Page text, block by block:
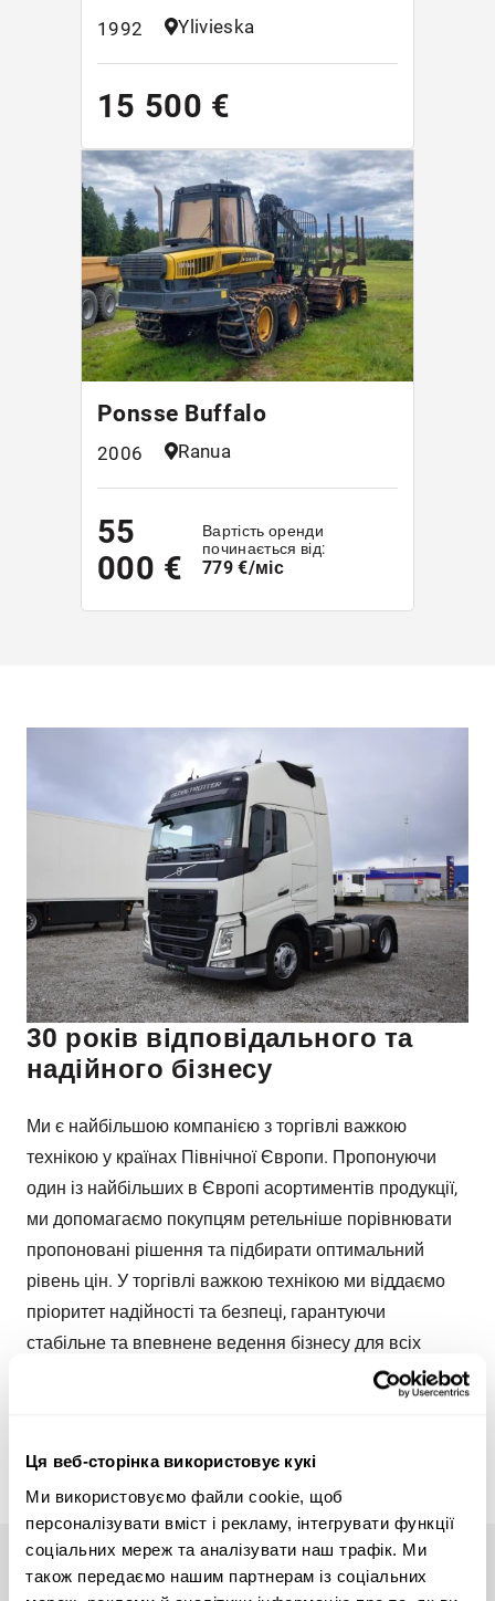
Ця веб-сторінка використовує кукі
Ми використовуємо файли cookie, щоб
персоналізувати вміст і рекламу, інтегрувати функції
соціальних мереж та аналізувати наш трафік. Ми
також передаємо нашим партнерам із соціальних
1992 Ylivieska
15 500 €
Ponsse Buffalo
2006 Ranua
55
000 €
Вартість оренди
починається від:
779 €/міс
30 років відповідального та
надійного бізнесу
Ми є найбільшою компанією з торгівлі важкою
технікою у країнах Північної Європи. Пропонуючи
один із найбільших в Європі асортиментів продукції,
ми допомагаємо покупцям ретельніше порівнювати
пропоновані рішення та підбирати оптимальний
рівень цін. У торгівлі важкою технікою ми віддаємо
пріоритет надійності та безпеці, гарантуючи
стабільне та впевнене ведення бізнесу для всіх